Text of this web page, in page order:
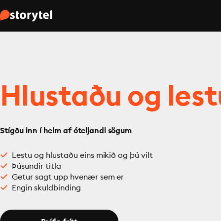
Hlustaðu og
Stígðu inn í heim af óteljandi sögum
Lestu og hlustaðu eins mikið og þú vilt
Þúsundir titla
Getur sagt upp hvenær sem er
Engin skuldbinding